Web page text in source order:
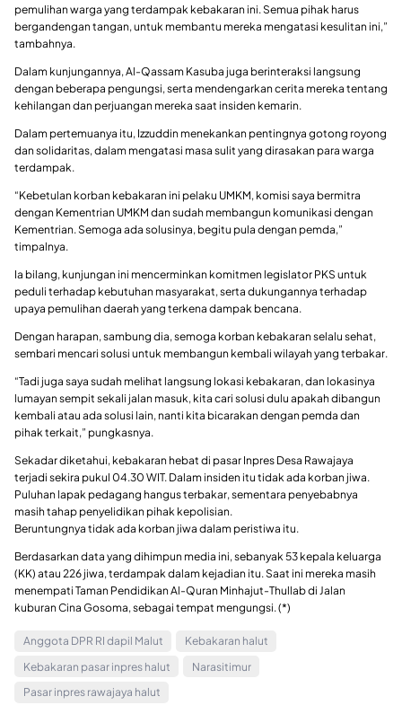
pemulihan warga yang terdampak kebakaran ini. Semua pihak harus
bergandengan tangan, untuk membantu mereka mengatasi kesulitan ini,”
tambahnya.
Dalam kunjungannya, Al-Qassam Kasuba juga berinteraksi langsung
dengan beberapa pengungsi, serta mendengarkan cerita mereka tentang
kehilangan dan perjuangan mereka saat insiden kemarin.
Dalam pertemuanya itu, Izzuddin menekankan pentingnya gotong royong
dan solidaritas, dalam mengatasi masa sulit yang dirasakan para warga
terdampak.
“Kebetulan korban kebakaran ini pelaku UMKM, komisi saya bermitra
dengan Kementrian UMKM dan sudah membangun komunikasi dengan
Kementrian. Semoga ada solusinya, begitu pula dengan pemda,”
timpalnya.
Ia bilang, kunjungan ini mencerminkan komitmen legislator PKS untuk
peduli terhadap kebutuhan masyarakat, serta dukungannya terhadap
upaya pemulihan daerah yang terkena dampak bencana.
Dengan harapan, sambung dia, semoga korban kebakaran selalu sehat,
sembari mencari solusi untuk membangun kembali wilayah yang terbakar.
“Tadi juga saya sudah melihat langsung lokasi kebakaran, dan lokasinya
lumayan sempit sekali jalan masuk, kita cari solusi dulu apakah dibangun
kembali atau ada solusi lain, nanti kita bicarakan dengan pemda dan
pihak terkait,” pungkasnya.
Sekadar diketahui, kebakaran hebat di pasar Inpres Desa Rawajaya
terjadi sekira pukul 04.30 WIT. Dalam insiden itu tidak ada korban jiwa.
Puluhan lapak pedagang hangus terbakar, sementara penyebabnya
masih tahap penyelidikan pihak kepolisian.
Beruntungnya tidak ada korban jiwa dalam peristiwa itu.
Berdasarkan data yang dihimpun media ini, sebanyak 53 kepala keluarga
(KK) atau 226 jiwa, terdampak dalam kejadian itu. Saat ini mereka masih
menempati Taman Pendidikan Al-Quran Minhajut-Thullab di Jalan
kuburan Cina Gosoma, sebagai tempat mengungsi. (*)
Anggota DPR RI dapil Malut
Kebakaran halut
Kebakaran pasar inpres halut
Narasitimur
Pasar inpres rawajaya halut